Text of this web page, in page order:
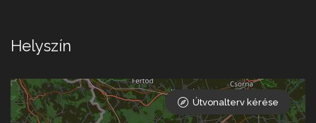
Helyszín
Útvonalterv kérése